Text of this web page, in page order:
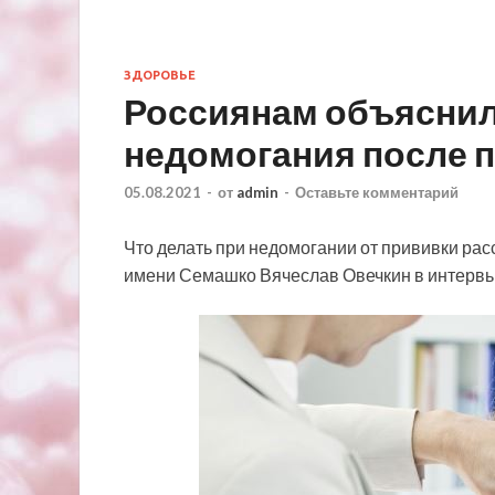
ЗДОРОВЬЕ
Россиянам
недомогания после
05.08.2021 - от admin - Оставьте комментарий
Что делать при недомогании от прививки
имени Семашко Вячеслав Овечкин в